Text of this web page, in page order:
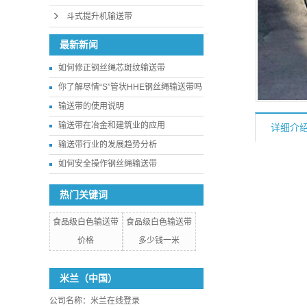
斗式提升机输送带
最新新闻
如何修正钢丝绳芯斑纹输送带
你了解尽情“S”管状HHE钢丝绳输送带吗
输送带的使用说明
输送带在冶金和建筑业的应用
输送带行业的发展趋势分析
如何安全操作钢丝绳输送带
热门关键词
食品级白色输送带
价格
食品级白色输送带
多少钱一米
米兰（中国）
公司名称：米兰在线登录
详细介